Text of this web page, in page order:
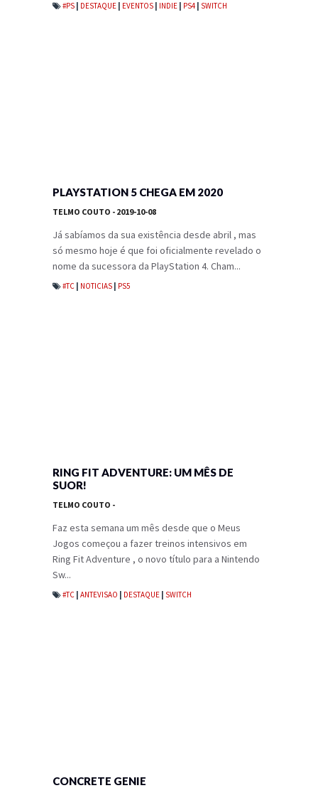
#PS DESTAQUE EVENTOS INDIE PS4 SWITCH
PLAYSTATION 5 CHEGA EM 2020
TELMO COUTO - 2019-10-08
Já sabíamos da sua existência desde abril , mas
só mesmo hoje é que foi oficialmente revelado o
nome da sucessora da PlayStation 4. Cham...
#TC NOTICIAS PS5
RING FIT ADVENTURE: UM MÊS DE
SUOR!
TELMO COUTO -
Faz esta semana um mês desde que o Meus
Jogos começou a fazer treinos intensivos em
Ring Fit Adventure , o novo título para a Nintendo
Sw...
#TC ANTEVISAO DESTAQUE SWITCH
CONCRETE GENIE